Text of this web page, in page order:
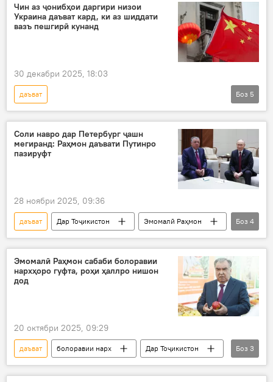
Чин аз ҷонибҳои даргири низои
Украина даъват кард, ки аз шиддати
вазъ пешгирӣ кунанд
30 декабри 2025, 18:03
даъват
Амалиёти вижаи Русия барои ҳимояи Донбасс: охирин хабарҳо
Русия
Сиёсат
Боз 5
Соли навро дар Петербург ҷашн
мегиранд: Раҳмон даъвати Путинро
пазируфт
28 ноябри 2025, 09:36
даъват Дар Тоҷикистон
Эмомалӣ Раҳмон
Владимир Путин
Русия
ИДМ
Санкт-Петербург
Боз 4
Эмомалӣ Раҳмон сабаби болоравии
нархҳоро гуфта, роҳи ҳаллро нишон
дод
20 октябри 2025, 09:29
даъват болоравии нарх
Дар Тоҷикистон
Эмомалӣ Раҳмон
дастур Иҷтимоъ
Боз 3